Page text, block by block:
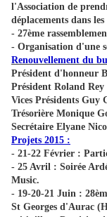
l'Association de
déplacements dans
- 27ème
- Organisation d'une
Renouvellement du
Président d'honneur
Président Roland Rey
Vices Présidents
Trésorière Monique
Secrétaire Elyane
Projets 2015 :
- 21-22 Février :
- 25 Avril : Soirée
Music.
- 19-20-21 Juin :
St Georges d'Aurac